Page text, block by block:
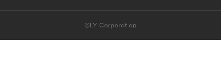
©LY Corporation
このコンテンツは掲載が終了しました | LINE占い